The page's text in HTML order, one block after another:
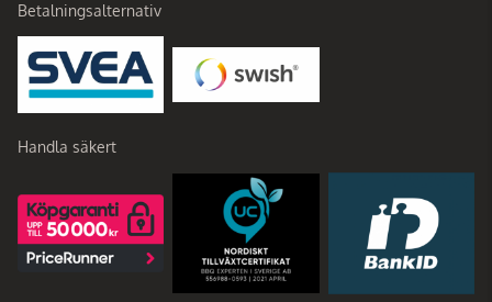
Betalningsalternativ
Handla säkert